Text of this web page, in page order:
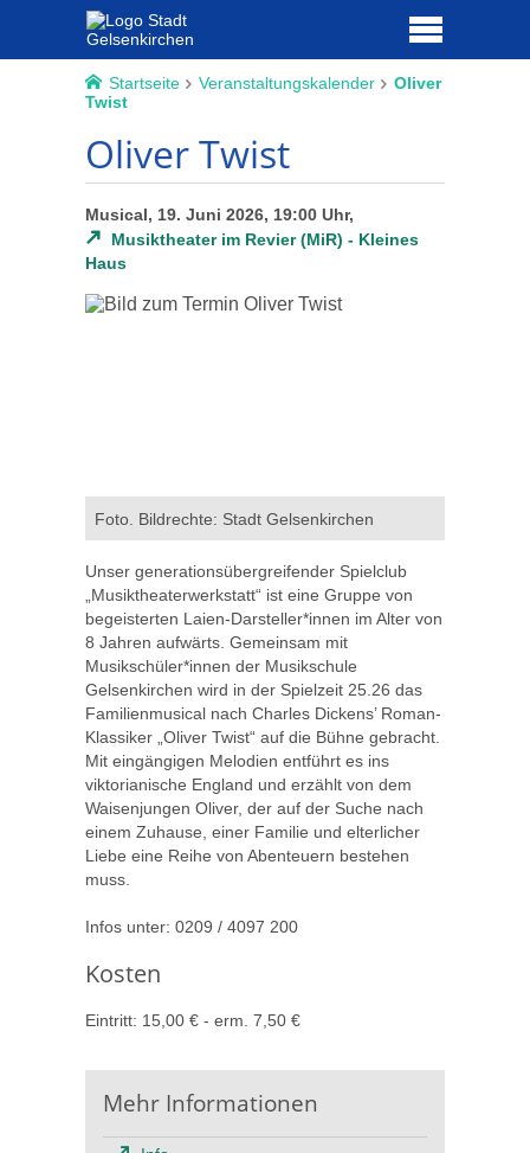
Startseite Veranstaltungskalender
Oliver
Twist
Oliver Twist
Musical, 19. Juni 2026, 19:00 Uhr,
Musiktheater im Revier (MiR) - Kleines
Haus
Foto. Bildrechte: Stadt Gelsenkirchen
Unser generationsübergreifender Spielclub
„Musiktheaterwerkstatt“ ist eine Gruppe von
begeisterten Laien-Darsteller*innen im Alter von
8 Jahren aufwärts. Gemeinsam mit
Musikschüler*innen der Musikschule
Gelsenkirchen wird in der Spielzeit 25.26 das
Familienmusical nach Charles Dickens’ Roman-
Klassiker „Oliver Twist“ auf die Bühne gebracht.
Mit eingängigen Melodien entführt es ins
viktorianische England und erzählt von dem
Waisenjungen Oliver, der auf der Suche nach
einem Zuhause, einer Familie und elterlicher
Liebe eine Reihe von Abenteuern bestehen
muss.
Infos unter: 0209 / 4097 200
Kosten
Eintritt: 15,00 € - erm. 7,50 €
Mehr Informationen